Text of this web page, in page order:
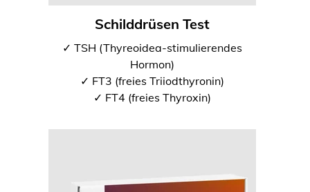
Schilddrüsen Test
✓ TSH (Thyreoidea-stimulierendes
Hormon)
✓ FT3 (freies Triiodthyronin)
✓ FT4 (freies Thyroxin)